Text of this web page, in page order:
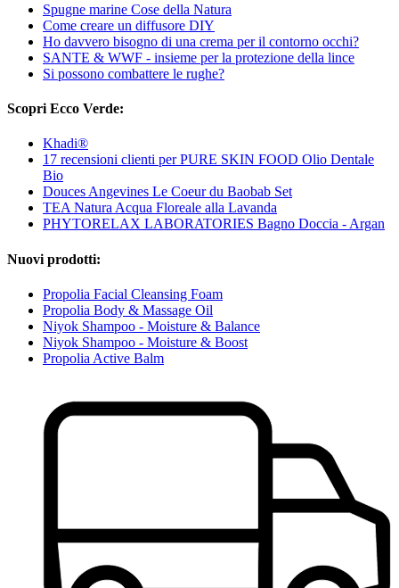
Spugne marine Cose della Natura
Come creare un diffusore DIY
Ho davvero bisogno di una crema per il contorno occhi?
SANTE & WWF - insieme per la protezione della lince
Si possono combattere le rughe?
Scopri Ecco Verde:
Khadi®
17 recensioni clienti per PURE SKIN FOOD Olio Dentale
Bio
Douces Angevines Le Coeur du Baobab Set
TEA Natura Acqua Floreale alla Lavanda
PHYTORELAX LABORATORIES Bagno Doccia - Argan
Nuovi prodotti:
Propolia Facial Cleansing Foam
Propolia Body & Massage Oil
Niyok Shampoo - Moisture & Balance
Niyok Shampoo - Moisture & Boost
Propolia Active Balm